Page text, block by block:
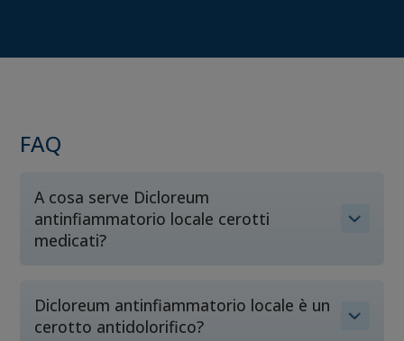
FAQ
A cosa serve Dicloreum
antinfiammatorio locale cerotti
medicati?
Dicloreum antinfiammatorio locale è un
cerotto antidolorifico?